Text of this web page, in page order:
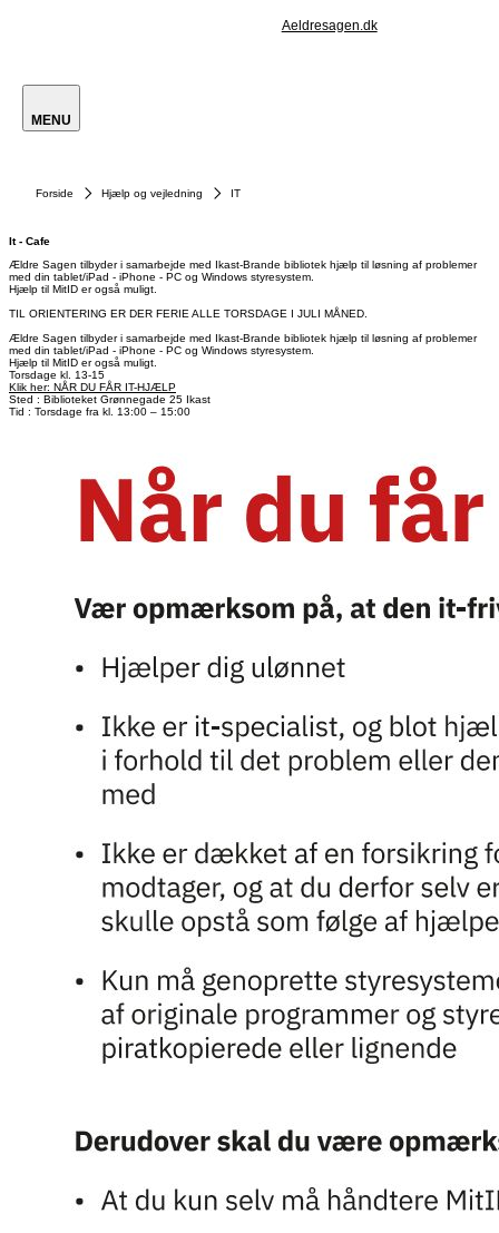
Aeldresagen.dk
MENU
Forside Hjælp og vejledning IT
It - Cafe
Ældre Sagen tilbyder i samarbejde med Ikast-Brande bibliotek hjælp til løsning af problemer
med din tablet/iPad - iPhone - PC og Windows styresystem.
Hjælp til MitID er også muligt.
TIL ORIENTERING ER DER FERIE ALLE TORSDAGE I JULI MÅNED.
Ældre Sagen tilbyder i samarbejde med Ikast-Brande bibliotek hjælp til løsning af problemer
med din tablet/iPad - iPhone - PC og Windows styresystem.
Hjælp til MitID er også muligt.
Klik her: NÅR DU FÅR IT-HJÆLP
Sted : Biblioteket Grønnegade 25 Ikast
Tid : Torsdage fra kl. 13:00 – 15:00